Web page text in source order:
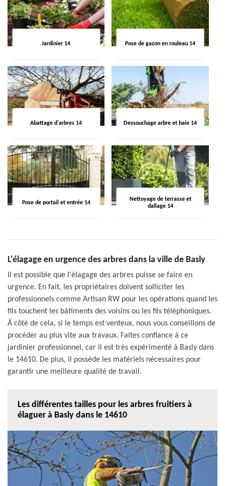
Jardinier 14 Pose de gazon en rouleau 14
Abattage d'arbres 14 Dessouchage arbre et haie 14
Pose de portail et entrée 14
Nettoyage de terrasse et
dallage 14
L'élagage en urgence des arbres dans la ville de Basly
Il est possible que l'élagage des arbres puisse se faire en
urgence. En fait, les propriétaires doivent solliciter les
professionnels comme Artisan RW pour les opérations quand les
fils touchent les bâtiments des voisins ou les fils téléphoniques.
À côté de cela, si le temps est venteux, nous vous conseillons de
procéder au plus vite aux travaux. Faites confiance à ce
jardinier professionnel, car il est très expérimenté à Basly dans
le 14610. De plus, il possède les matériels nécessaires pour
garantir une meilleure qualité de travail.
Les différentes tailles pour les arbres fruitiers à
élaguer à Basly dans le 14610